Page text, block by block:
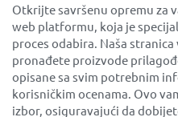
Otkrijte savršenu opremu za
web platformu, koja je
proces odabira. Naša
pronađete proizvode
opisane sa svim potrebnim
korisničkim ocenama. Ovo
izbor, osiguravajući da